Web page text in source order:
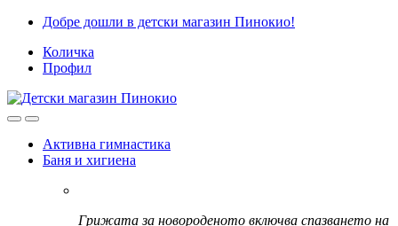
Skip
navigation
Skip
content
Добре дошли в детски магазин Пинокио!
Количка
Профил
Активна гимнастика
Баня и хигиена
Грижата за новороденото включва спазването на